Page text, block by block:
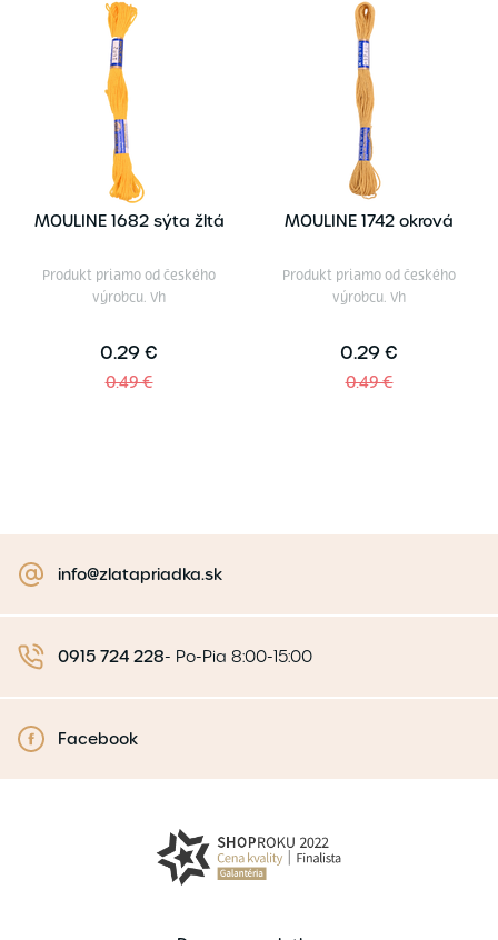
MOULINE 1682 sýta žltá
Produkt priamo od českého
výrobcu. Vh
0.29 €
0.49 €
MOULINE 1742 okrová
Produkt priamo od českého
výrobcu. Vh
0.29 €
0.49 €
info@zlatapriadka.sk
0915 724 228- Po-Pia 8:00-15:00
Facebook